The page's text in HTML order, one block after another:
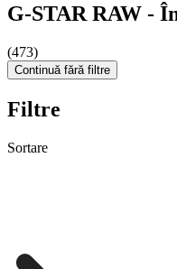
G-STAR RAW -
(473)
Continuă fără filtre
Filtre
Sortare